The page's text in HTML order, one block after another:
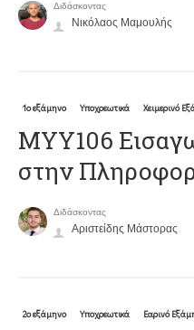
Διδάσκοντας
Νικόλαος Μαμουλής
1ο εξάμηνο Υποχρεωτικά Χειμερινό
ΜΥΥ106
στην
Διδάσκοντας
Αριστείδης Μάστορας
2ο εξάμηνο Υποχρεωτικά Εαρινό